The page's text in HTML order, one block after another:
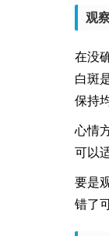
观
在没
白斑
保持
心情
可以
要是
错了